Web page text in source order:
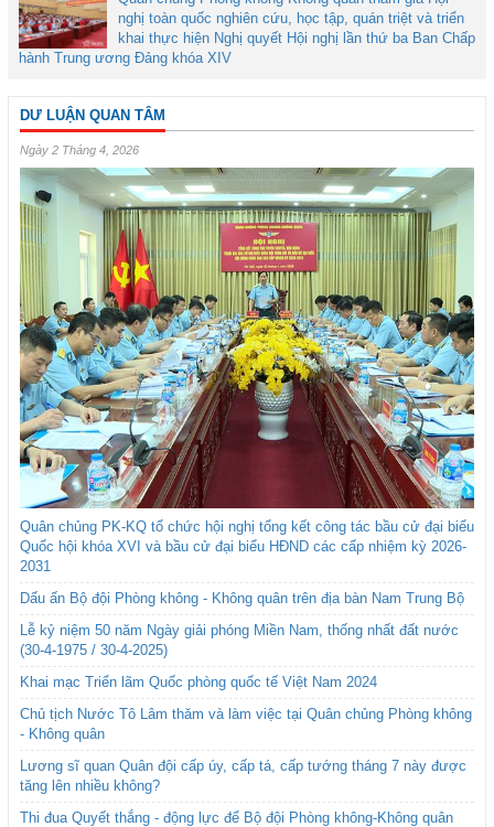
nghị toàn quốc nghiên cứu, học tập, quán triệt và triển
khai thực hiện Nghị quyết Hội nghị lần thứ ba Ban Chấp
hành Trung ương Đảng khóa XIV
DƯ LUẬN QUAN TÂM
Ngày 2 Tháng 4, 2026
Quân chủng PK-KQ tổ chức hội nghị tổng kết công tác bầu cử đại biểu
Quốc hội khóa XVI và bầu cử đại biểu HĐND các cấp nhiệm kỳ 2026-
2031
Dấu ấn Bộ đội Phòng không - Không quân trên địa bàn Nam Trung Bộ
Lễ kỷ niệm 50 năm Ngày giải phóng Miền Nam, thống nhất đất nước
(30-4-1975 / 30-4-2025)
Khai mạc Triển lãm Quốc phòng quốc tế Việt Nam 2024
Chủ tịch Nước Tô Lâm thăm và làm việc tại Quân chủng Phòng không
- Không quân
Lương sĩ quan Quân đội cấp úy, cấp tá, cấp tướng tháng 7 này được
tăng lên nhiều không?
Thi đua Quyết thắng - động lực để Bộ đội Phòng không-Không quân